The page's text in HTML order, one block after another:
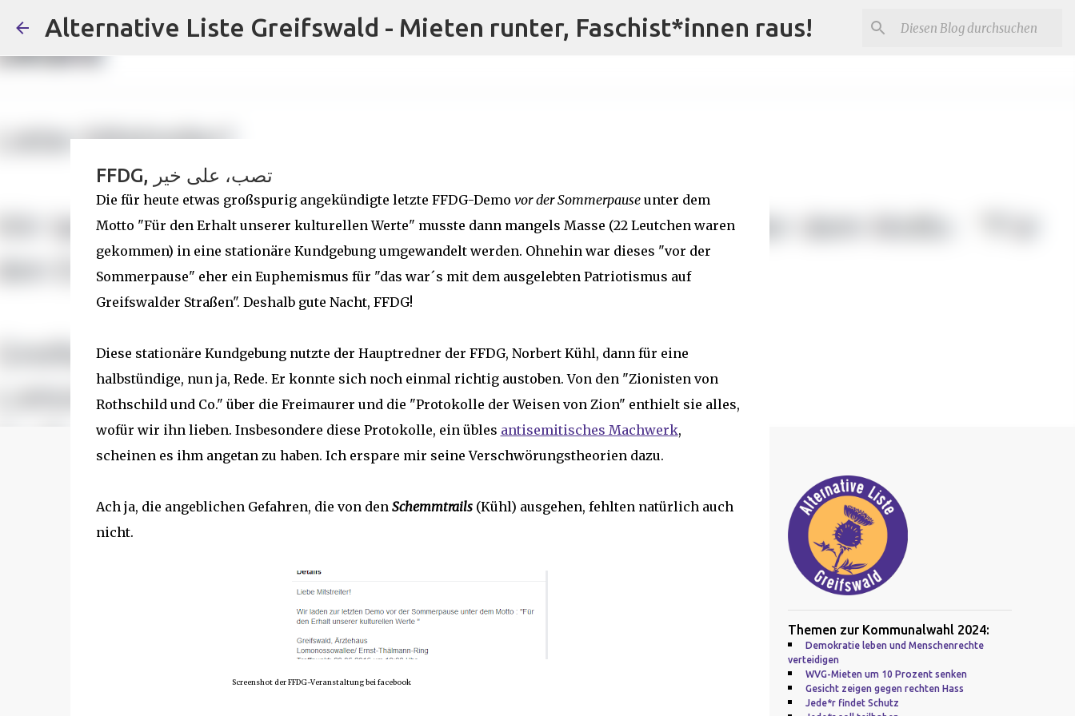
Direkt zum Hauptbereich
Alternative Liste Greifswald - Mieten runter, Faschist*innen raus!
FFDG, تصب، على خير
Die für heute etwas großspurig angekündigte letzte FFDG-Demo vor der Sommerpauseunter dem
Motto "Für den Erhalt unserer kulturellen Werte" musste dann mangels Masse (22 Leutchen waren
gekommen) in eine stationäre Kundgebung umgewandelt werden. Ohnehin war dieses "vor der
Sommerpause" eher ein Euphemismus für "das war´s mit dem ausgelebten Patriotismus auf
Greifswalder Straßen". Deshalb gute Nacht, FFDG!
Diese stationäre Kundgebung nutzte der Hauptredner der FFDG, Norbert Kühl, dann für eine
halbstündige, nun ja, Rede. Er konnte sich noch einmal richtig austoben. Von den "Zionisten von
Rothschild und Co." über die Freimaurer und die "Protokolle der Weisen von Zion" enthielt sie alles,
wofür wir ihn lieben. Insbesondere diese Protokolle, ein übles antisemitisches Machwerk,
scheinen es ihm angetan zu haben. Ich erspare mir seine Verschwörungstheorien dazu.
Ach ja, die angeblichen Gefahren, die von den Schemmtrails(Kühl) ausgehen, fehlten natürlich auch
nicht.
Screenshot der FFDG-Veranstaltung bei facebook
Themen zur Kommunalwahl 2024:
Demokratie leben und Menschenrechte
verteidigen
WVG-Mieten um 10 Prozent senken
Gesicht zeigen gegen rechten Hass
Jede*r findet Schutz